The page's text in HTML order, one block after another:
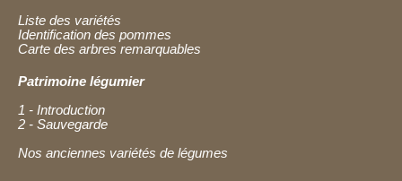
Liste des variétés
Identification des pommes
Carte des arbres remarquables
Patrimoine légumier
1 - Introduction
2 - Sauvegarde
Nos anciennes variétés de légumes